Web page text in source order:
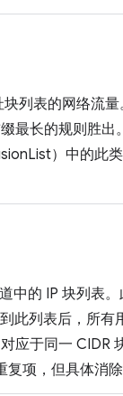
列表的网络流
最长的规则胜出
）中的此
中的 IP 块列表
此列表后，所
应于同一 CIDR
项，但具体消